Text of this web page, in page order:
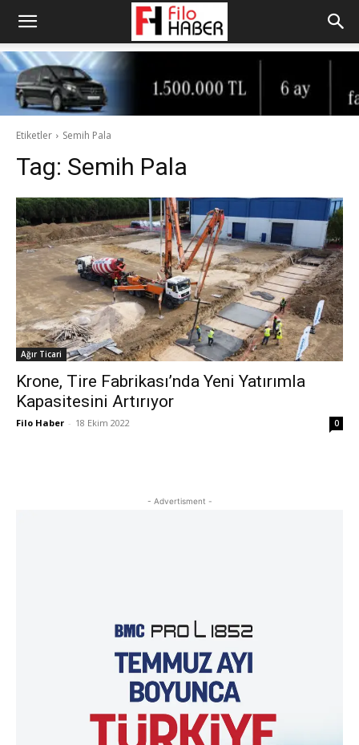
Etiketler Semih Pala
Tag: Semih Pala
Ağır Ticari
Krone, Tire Fabrikası’nda Yeni Yatırımla
Kapasitesini Artırıyor
Filo Haber - 18 Ekim 2022 0
- Advertisment -